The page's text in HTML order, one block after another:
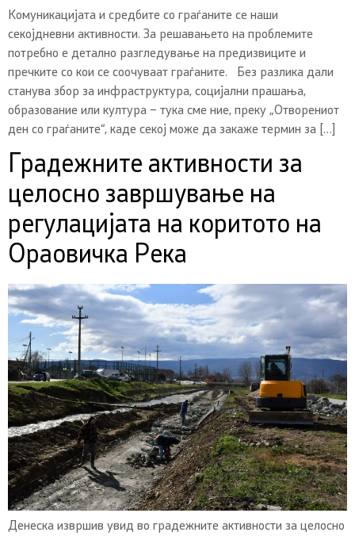
Комуникацијата и средбите со граѓаните се наши
секојдневни активности. За решавањето на проблемите
потребно е детално разгледување на предизвиците и
пречките со кои се соочуваат граѓаните. Без разлика дали
станува збор за инфраструктура, социјални прашања,
образование или култура – тука сме ние, преку „Отворениот
ден со граѓаните“, каде секој може да закаже термин за […]
Градежните активности за
целосно завршување на
регулацијата на коритото на
Ораовичка Река
Денеска извршив увид во градежните активности за целосно